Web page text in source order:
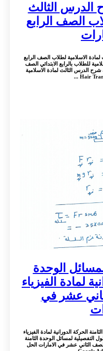
الدرس الثالث
الصف الرابع
الاسلامية لطلاب الصف الرابع
للطلاب بالرابع الابتدائي الصف
شرح الدرس الثالث لمادة الاسلامية
الوحدة
لمادة الفيزياء
عشر في
الحركة الدورانية لمادة الفيزياء
التفصيلية لمسائل الوحدة الثامنة
الثاني عشر في الامارات الحل